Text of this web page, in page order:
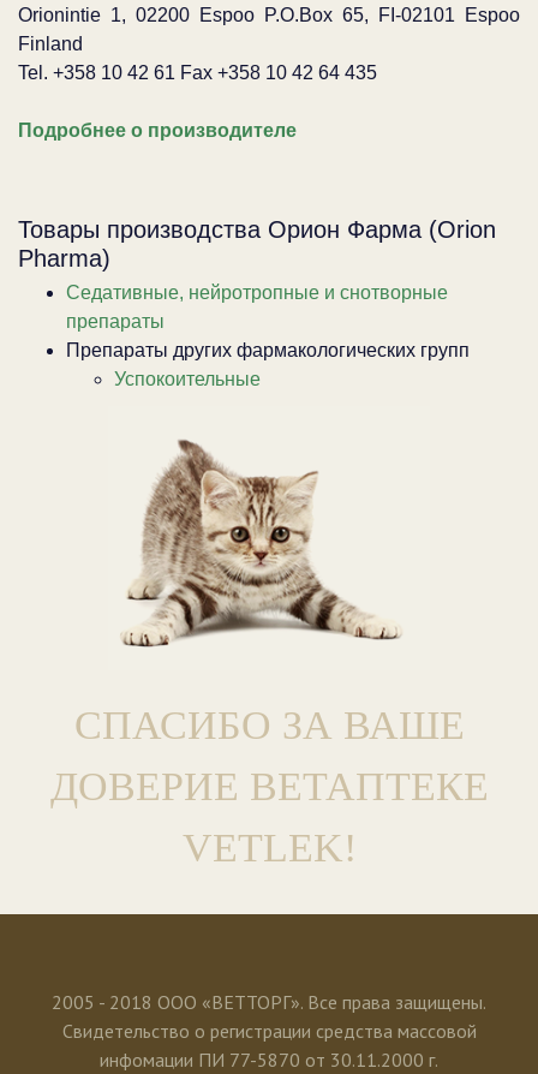
Orionintie 1, 02200 Espoo P.O.Box 65, FI-02101 Espoo
Finland
Tel . +358 10 42 61 Fax +358 10 42 64 435
Подробнее о производителе
Товары производства Орион Фарма (Orion
Pharma)
Седативные, нейротропные и снотворные
препараты
Препараты других фармакологических групп
Успокоительные
СПАСИБО ЗА ВАШЕ
ДОВЕРИЕ ВЕТАПТЕКЕ
VETLEK!
2005 - 2018 ООО «ВЕТТОРГ». Все права защищены.
Свидетельство о регистрации средства массовой
инфомации ПИ 77-5870 от 30.11.2000 г.